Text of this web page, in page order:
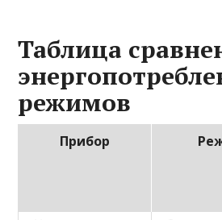
Таблица
режимов
Прибор